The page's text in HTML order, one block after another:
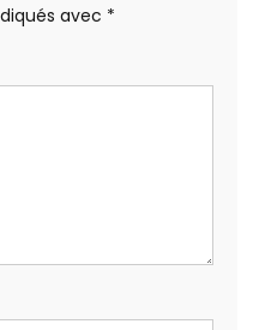
avec *